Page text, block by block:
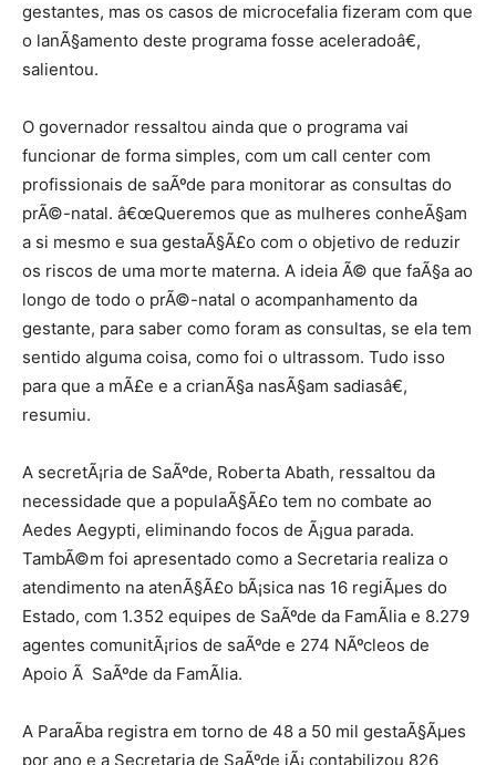
gestantes, mas os casos de microcefalia fizeram com que
o lanÃ§amento deste programa fosse aceleradoâ€,
salientou.
O governador ressaltou ainda que o programa vai
funcionar de forma simples, com um call center com
profissionais de saÃºde para monitorar as consultas do
prÃ©-natal. â€œQueremos que as mulheres conheÃ§am
a si mesmo e sua gestaÃ§Ã£o com o objetivo de reduzir
os riscos de uma morte materna. A ideia Ã© que faÃ§a ao
longo de todo o prÃ©-natal o acompanhamento da
gestante, para saber como foram as consultas, se ela tem
sentido alguma coisa, como foi o ultrassom. Tudo isso
para que a mÃ£e e a crianÃ§a nasÃ§am sadiasâ€,
resumiu.
A secretÃ¡ria de SaÃºde, Roberta Abath, ressaltou da
necessidade que a populaÃ§Ã£o tem no combate ao
Aedes Aegypti, eliminando focos de Ã¡gua parada.
TambÃ©m foi apresentado como a Secretaria realiza o
atendimento na atenÃ§Ã£o bÃ¡sica nas 16 regiÃµes do
Estado, com 1.352 equipes de SaÃºde da FamÃ­lia e 8.279
agentes comunitÃ¡rios de saÃºde e 274 NÃºcleos de
Apoio Ã SaÃºde da FamÃ­lia.
A ParaÃ­ba registra em torno de 48 a 50 mil gestaÃ§Ãµes
por ano e a Secretaria de SaÃºde jÃ¡ contabilizou 826